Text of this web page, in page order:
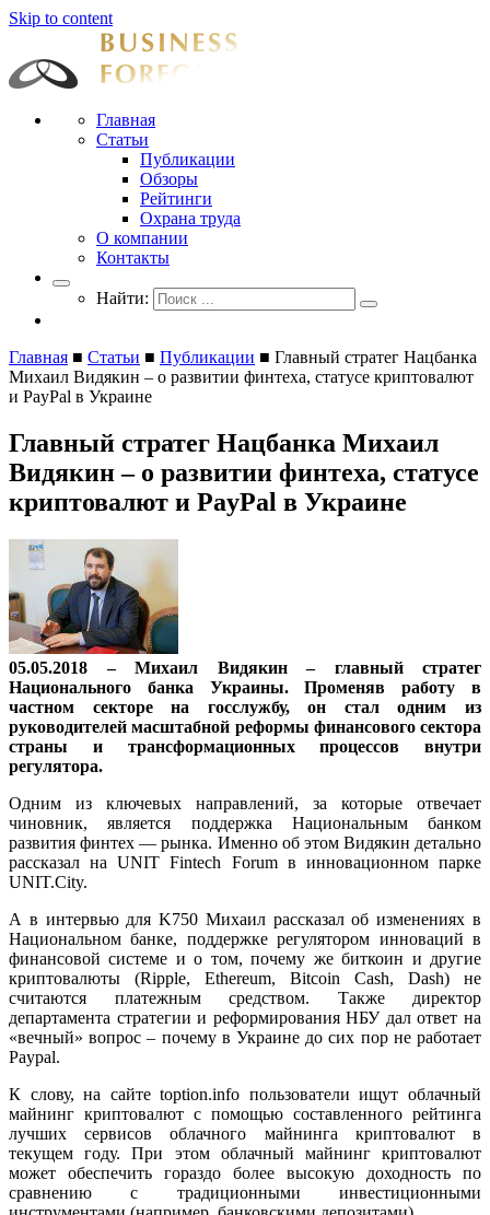
Skip to content
Businessforecast
Аналитика и прогнозирование для профессионалов
Главная
Статьи
Публикации
Обзоры
Рейтинги
Охрана труда
О компании
Контакты
Найти:
Главная ■ Статьи ■ Публикации ■ Главный стратег Нацбанка
Михаил Видякин – о развитии финтеха, статусе криптовалют
и PayPal в Украине
Главный стратег Нацбанка Михаил
Видякин – о развитии финтеха, статусе
криптовалют и PayPal в Украине
05.05.2018 – Михаил Видякин – главный стратег
Национального банка Украины. Променяв работу в
частном секторе на госслужбу, он стал одним из
руководителей масштабной реформы финансового сектора
страны и трансформационных процессов внутри
регулятора.
Одним из ключевых направлений, за которые отвечает
чиновник, является поддержка Национальным банком
развития финтех — рынка. Именно об этом Видякин детально
рассказал на UNIT Fintech Forum в инновационном парке
UNIT.City.
А в интервью для K750 Михаил рассказал об изменениях в
Национальном банке, поддержке регулятором инноваций в
финансовой системе и о том, почему же биткоин и другие
криптовалюты (Ripple, Ethereum, Bitcoin Cash, Dash) не
считаются платежным средством. Также директор
департамента стратегии и реформирования НБУ дал ответ на
«вечный» вопрос – почему в Украине до сих пор не работает
Paypal.
К слову, на сайте toption.info пользователи ищут облачный
майнинг криптовалют с помощью составленного рейтинга
лучших сервисов облачного майнинга криптовалют в
текущем году. При этом облачный майнинг криптовалют
может обеспечить гораздо более высокую доходность по
сравнению с традиционными инвестиционными